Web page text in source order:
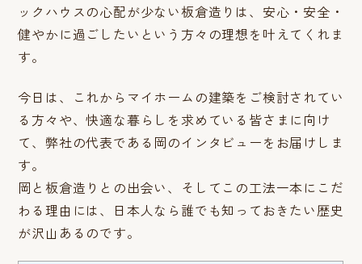
ックハウスの心配が少ない板倉造りは、安心・安全・
健やかに過ごしたいという方々の理想を叶えてくれま
す。
今日は、これからマイホームの建築をご検討されてい
る方々や、快適な暮らしを求めている皆さまに向け
て、弊社の代表である岡のインタビューをお届けしま
す。
岡と板倉造りとの出会い、そしてこの工法一本にこだ
わる理由には、日本人なら誰でも知っておきたい歴史
が沢山あるのです。